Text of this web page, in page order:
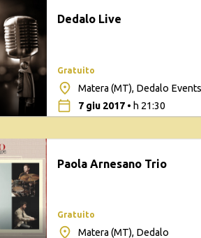
Dedalo Live
Gratuito
Matera (MT), Dedalo Events
7 giu 2017• h 21:30
Paola Arnesano Trio
Gratuito
Matera (MT), Dedalo